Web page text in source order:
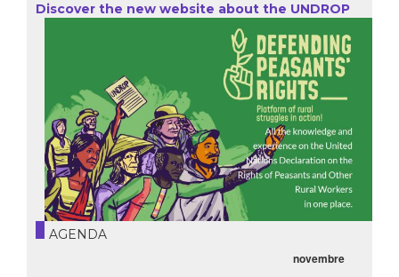
Discover the new website about the UNDROP
AGENDA
novembre